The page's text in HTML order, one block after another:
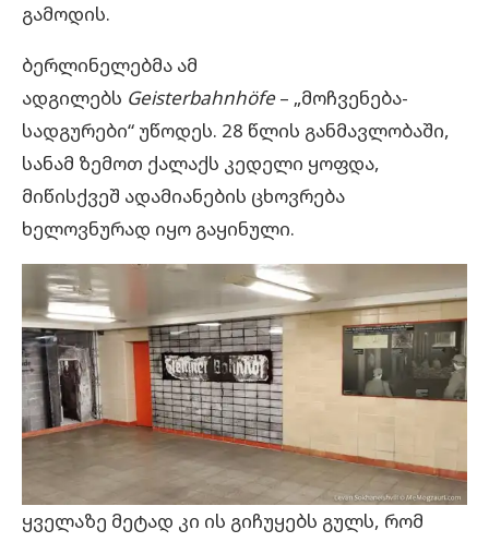
გამოდის.
ბერლინელებმა ამ
ადგილებს Geisterbahnhöfe– „მოჩვენება-
სადგურები“ უწოდეს. 28 წლის განმავლობაში,
სანამ ზემოთ ქალაქს კედელი ყოფდა,
მიწისქვეშ ადამიანების ცხოვრება
ხელოვნურად იყო გაყინული.
ყველაზე მეტად კი ის გიჩუყებს გულს, რომ